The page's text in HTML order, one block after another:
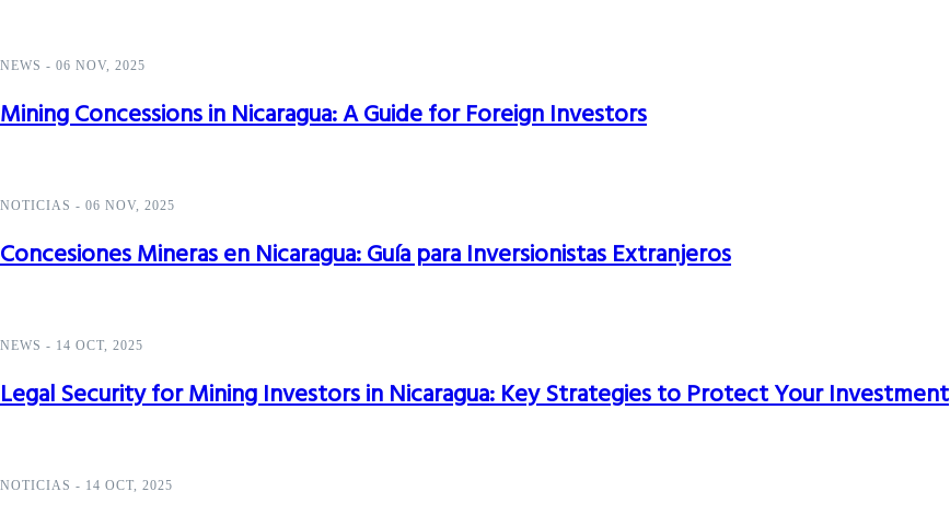
NEWS - 06 NOV, 2025
Mining Concessions in Nicaragua: A Guide for Foreign Investors
NOTICIAS - 06 NOV, 2025
Concesiones Mineras en Nicaragua: Guía para Inversionistas Extranjeros
NEWS - 14 OCT, 2025
Legal Security for Mining Investors in Nicaragua: Key Strategies to Protect Your Investment
NOTICIAS - 14 OCT, 2025